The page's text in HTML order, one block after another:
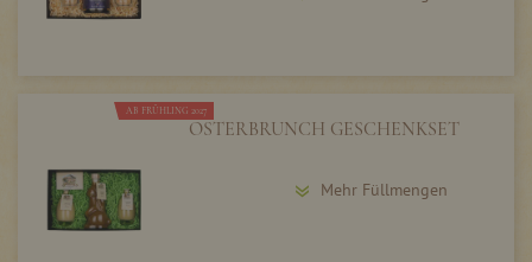
AB FRÜHLING 2027
OSTERBRUNCH GESCHENKSET
Mehr Füllmengen